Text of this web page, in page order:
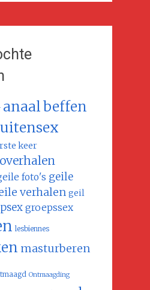
anaalbeffen
keer
foto's geile
verhalen geil
groepssex
lesbiennes
masturberen
Ontmaagding